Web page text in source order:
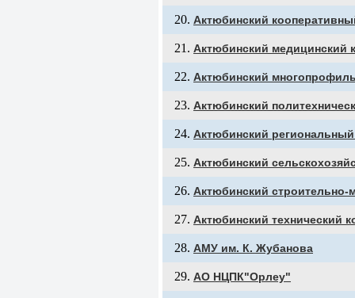
Актюбинский
Актюбинский медицинский
Актюбинский
Актюбинский
Актюбинский
Актюбинский
Актюбинский
Актюбинский технический
АМУ им. К. Жубанова
АО НЦПК"Орлеу"